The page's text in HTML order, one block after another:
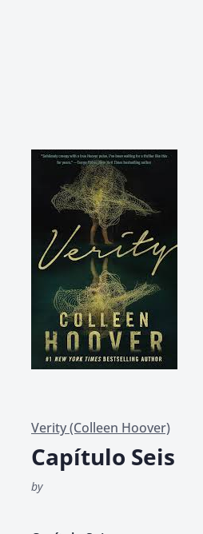
Verity (Colleen Hoover)
Capítulo Seis
by